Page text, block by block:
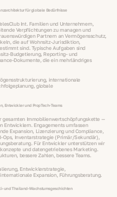
für globale Bedürfnisse
Int. Familien und Unternehmern,
Verpflichtungen zu managen und
Partnern an Vermögensschutz,
die auf Wohnsitz‑Jurisdiktion,
sind. Typische Aufgaben sind
Reporting‑ und
die ein mehrländriges
internationale
globale
Entwickler und PropTech‑Teams
gesamten Immobilienwertschöpfungskette —
Entwicklern. Engagements umfassen
Expansion, Lizenzierung und Compliance,
Inventarstrategie (Primär/Sekundär),
Für Entwickler unterstützen wir
und datengetriebenes Marketing.
bessere Zahlen, bessere Teams.
Entwicklerstrategie,
Expansion, Führungsberatung.
und Thailand‑Wachstumsgeschichten